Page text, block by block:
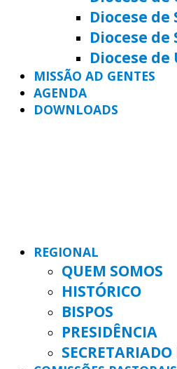
Diocese de
Diocese
Diocese
MISSÃO AD GENTES
AGENDA
DOWNLOADS
REGIONAL
QUEM SOMOS
HISTÓRICO
BISPOS
PRESIDÊNCIA